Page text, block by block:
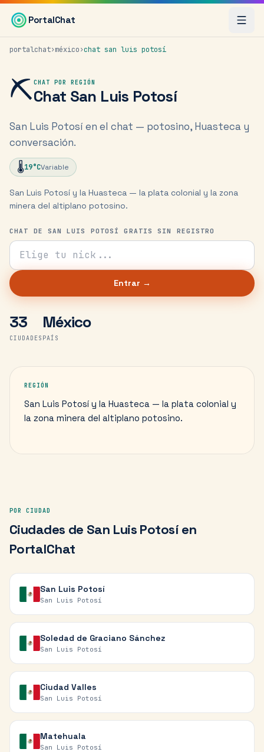
Saltar al contenido principal
PortalChat
portalchat›méxico›chat san luis potosí
⛏️ CHAT POR REGIÓN
Chat San Luis Potosí
San Luis Potosí en el chat — potosino, Huasteca y
conversación.
🌡️19°CVariable
San Luis Potosí y la Huasteca — la plata colonial y la zona
minera del altiplano potosino.
CHAT DE SAN LUIS POTOSÍ GRATIS SIN REGISTRO
Tu nick para el chat
Entrar →
33
CIUDADES
México
PAÍS
REGIÓN
San Luis Potosí y la Huasteca — la plata colonial y
la zona minera del altiplano potosino.
POR CIUDAD
Ciudades de San Luis Potosíen
PortalChat
San Luis Potosí
San Luis Potosí
Soledad de Graciano Sánchez
San Luis Potosí
Ciudad Valles
San Luis Potosí
Matehuala
San Luis Potosí